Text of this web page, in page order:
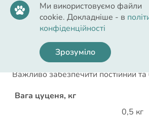
Мікроелементи:метіонін
мг, гідроксианалог метіоніну
DL-метіонін -
Рекомендації з годування:
Важливо забезпечити постійний
Вага цуценя, кг
0,5 кг
Ми використовуємо файли
cookie. Докладніше - в
конфіденційності
Зрозуміло